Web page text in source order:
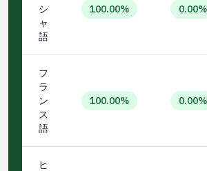
シ
ャ
語
100.00% 0.00%
フ
ラ
ン
ス
語
100.00% 0.00%
ヒ